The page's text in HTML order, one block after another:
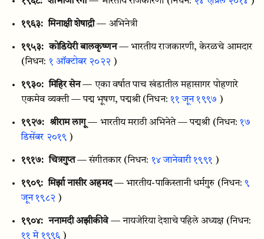
१९६३: मिनाक्षी शेषाद्री — अभिनेत्री
१९५३: कोडियेरी बालकृष्णन — भारतीय राजकारणी, केरळचे आमदार
(निधन: १ ऑक्टोबर २०२२ )
१९३०: मिहिर सेन — एका वर्षात पाच खंडातील महासागर पोहणारे
एकमेव व्यक्ती — पद्म भूषण, पद्मश्री (निधन: ११ जून १९९७ )
१९२७: श्रीराम लागू — भारतीय मराठी अभिनेते — पद्मश्री (निधन:१७
डिसेंबर २०१९)
१९१७: चित्रगुप्त — संगीतकार (निधन: १४ जानेवारी १९९१ )
१९०९: मिर्झा नासीर अहमद — भारतीय-पाकिस्तानी धर्मगुरु (निधन:९
जून १९८२ )
१९०४: ननामदी अझीकीवे — नायजेरिया देशाचे पहिले अध्यक्ष (निधन:
११ मे १९९६)